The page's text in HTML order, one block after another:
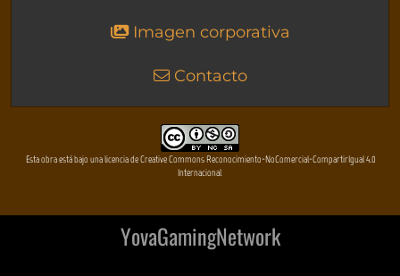
Imagen corporativa
Contacto
Esta obra está bajo una licencia de Creative Commons Reconocimiento-NoComercial-CompartirIgual 4.0
Internacional
YovaGamingNetwork